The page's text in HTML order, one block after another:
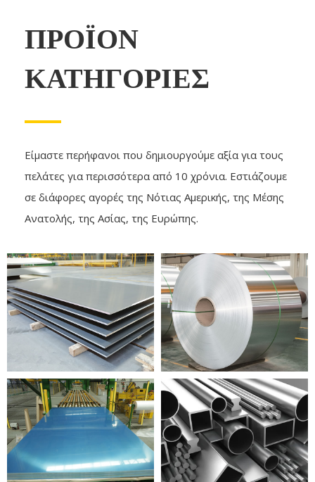
ΠΡΟΪΟΝ
ΚΑΤΗΓΟΡΙΕΣ
Είμαστε περήφανοι που δημιουργούμε αξία για τους
πελάτες για περισσότερα από 10 χρόνια. Εστιάζουμε
σε διάφορες αγορές της Νότιας Αμερικής, της Μέσης
Ανατολής, της Ασίας, της Ευρώπης.
ΠΛΑΚΑ
ΑΛΟΥΜΙΝΙΟΥ
Πηνίο ΑΛΟΥΜΙΝΙΟΥ
ΦΥΛΛΟ
ΑΛΟΥΜΙΝΙΟΥ
ΠΡΟΦΙΛ
ΑΛΟΥΜΙΝΙΟΥ